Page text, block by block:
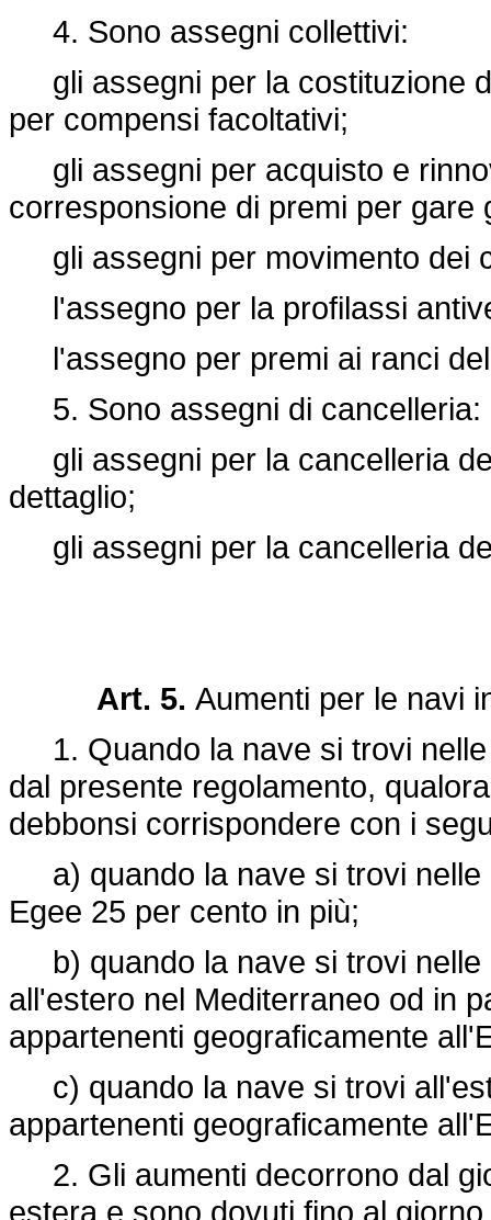
4. Sono assegni collettivi:
gli assegni per la costituzione
per compensi facoltativi;
gli assegni per acquisto e
corresponsione di premi per gare
gli assegni per movimento dei
l'assegno per la profilassi
l'assegno per premi ai ranci
5. Sono assegni di cancelleria:
gli assegni per la cancelleria
dettaglio;
gli assegni per la cancelleria
Art. 5. Aumenti per le navi
1. Quando la nave si trovi nelle
dal presente regolamento,
debbonsi corrispondere con i
a) quando la nave si trovi nelle
Egee 25 per cento in più;
b) quando la nave si trovi nelle
all'estero nel Mediterraneo od in
appartenenti geograficamente
c) quando la nave si trovi
appartenenti geograficamente
2. Gli aumenti decorrono dal
estera e sono dovuti fino al